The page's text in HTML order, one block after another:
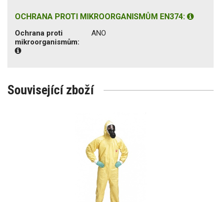
OCHRANA PROTI MIKROORGANISMŮM EN374:
Ochrana proti
mikroorganismům:
ANO
Související zboží